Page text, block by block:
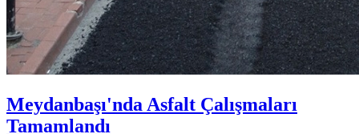
Meydanbaşı'nda Asfalt Çalışmaları
Tamamlandı